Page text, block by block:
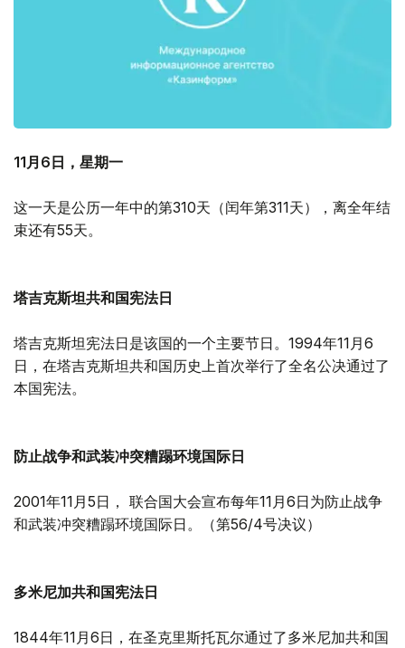
11月6日，星期一
这一天是公历一年中的第310天（闰年第311天），离全年结
束还有55天。
塔吉克斯坦共和国宪法日
塔吉克斯坦宪法日是该国的一个主要节日。1994年11月6
日，在塔吉克斯坦共和国历史上首次举行了全名公决通过了
本国宪法。
防止战争和武装冲突糟蹋环境国际日
2001年11月5日， 联合国大会宣布每年11月6日为防止战争
和武装冲突糟蹋环境国际日。（第56/4号决议）
多米尼加共和国宪法日
1844年11月6日，在圣克里斯托瓦尔通过了多米尼加共和国